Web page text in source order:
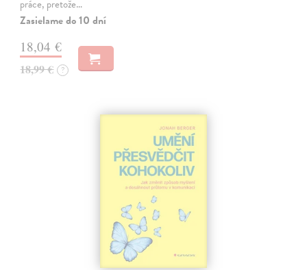
práce, pretože…
Zasielame do 10 dní
18,04 €
18,99 € ?